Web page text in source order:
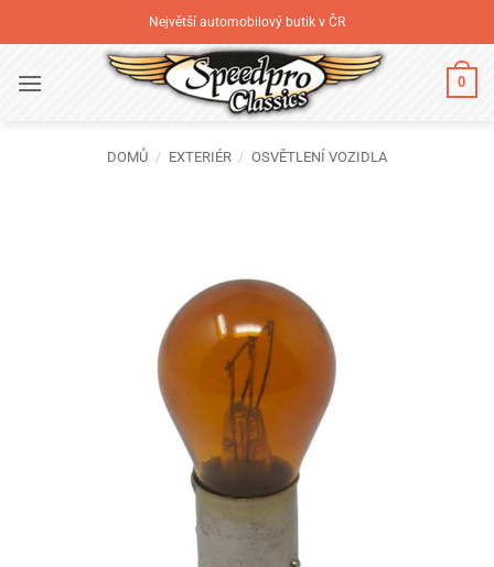
na
Největší automobilový butik v ČR
0
DOMŮ / EXTERIÉR / OSVĚTLENÍ VOZIDLA